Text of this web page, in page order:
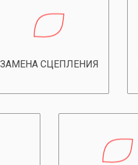
ЗАМЕНА СЦЕПЛЕНИЯ